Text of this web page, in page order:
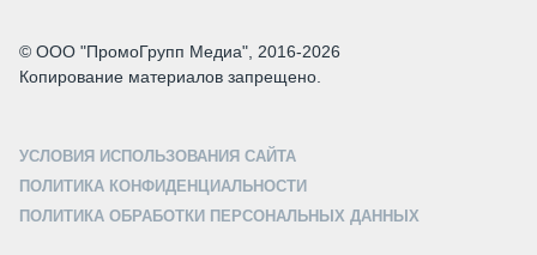
© ООО "ПромоГрупп Медиа", 2016-2026
Копирование материалов запрещено.
УСЛОВИЯ ИСПОЛЬЗОВАНИЯ САЙТА
ПОЛИТИКА КОНФИДЕНЦИАЛЬНОСТИ
ПОЛИТИКА ОБРАБОТКИ ПЕРСОНАЛЬНЫХ ДАННЫХ